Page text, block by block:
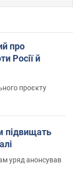
про
Росії й
проєкту
підвищать
уряд анонсував